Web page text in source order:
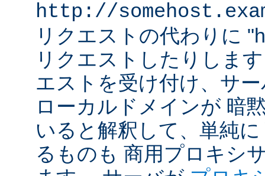
http://
リクエストの代わりに
リクエストしたりしま
エストを受け付け、サ
ローカルドメインが 暗
いると解釈して、単純
るものも 商用プロキシ